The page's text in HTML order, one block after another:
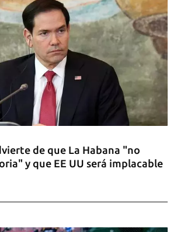
de que La Habana "no
y que EE UU será implacable